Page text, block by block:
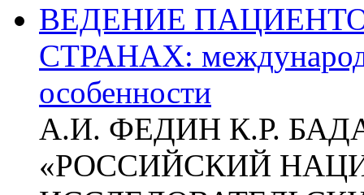
ВЕДЕНИЕ
СТРАНАХ:
особенности
А.И. ФЕДИН К.Р.
«РОССИЙСКИЙ